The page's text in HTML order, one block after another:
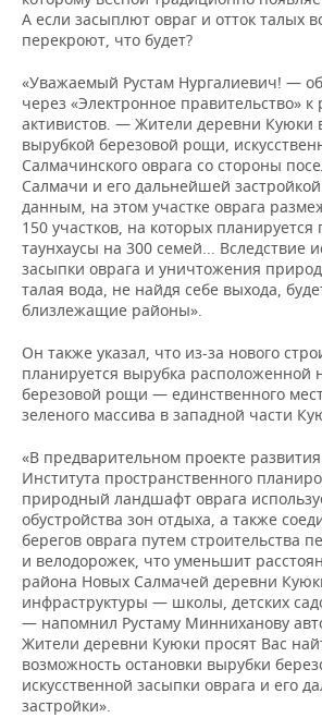
А если засыплют овраг и отток талых
перекроют, что будет?
«Уважаемый Рустам Нургалиевич! —
через «Электронное правительство» к
активистов. — Жители деревни Куюки
вырубкой березовой рощи,
Салмачинского оврага со стороны
Салмачи и его дальнейшей
данным, на этом участке оврага
150 участков, на которых планируется
таунхаусы на 300 семей... Вследствие
засыпки оврага и уничтожения
талая вода, не найдя себе выхода,
близлежащие районы».
Он также указал, что из-за нового
планируется вырубка расположенной
березовой рощи — единственного
зеленого массива в западной части
«В предварительном проекте
Института пространственного
природный ландшафт оврага
обустройства зон отдыха, а также
берегов оврага путем строительства
и велодорожек, что уменьшит
района Новых Салмачей деревни
инфраструктуры — школы, детских
— напомнил Рустаму Минниханову
Жители деревни Куюки просят Вас
возможность остановки вырубки
искусственной засыпки оврага и его
застройки».